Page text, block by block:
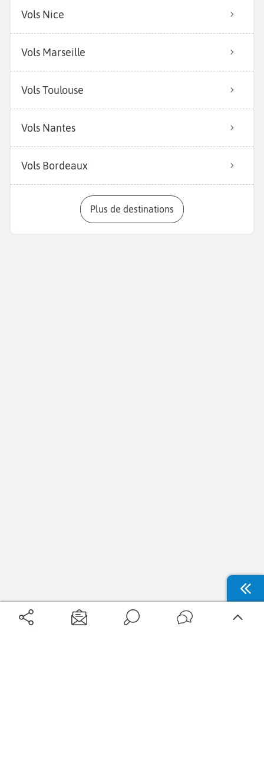
Vols Nice
Vols Marseille
Vols Toulouse
Vols Nantes
Vols Bordeaux
Plus de destinations